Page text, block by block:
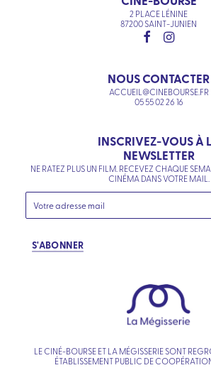
2 PLACE LÉNINE
87200 SAINT-JUNIEN
NOUS CONTACTER
ACCUEIL@CINEBOURSE.FR
05 55 02 26 16
INSCRIVEZ-VOUS À
NEWSLETTER
NE RATEZ PLUS UN FILM. RECEVEZ CHAQUE
CINÉMA DANS VOTRE MAIL.
S'ABONNER
LE CINÉ-BOURSE ET LA MÉGISSERIE SONT
ÉTABLISSEMENT PUBLIC DE